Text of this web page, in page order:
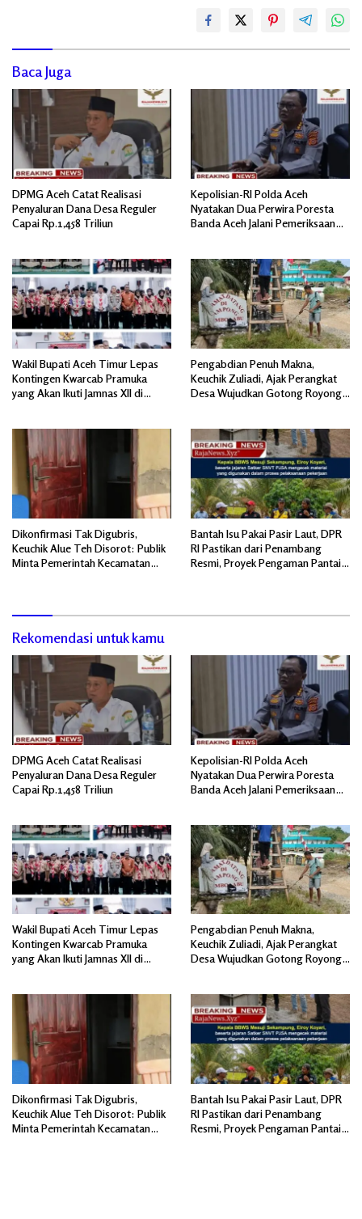
Baca Juga
DPMG Aceh Catat Realisasi
Penyaluran Dana Desa Reguler
Capai Rp.1,458 Triliun
Kepolisian-RI Polda Aceh
Nyatakan Dua Perwira Poresta
Banda Aceh Jalani Pemeriksaan
Wakil Bupati Aceh Timur Lepas
Kontingen Kwarcab Pramuka
yang Akan Ikuti Jamnas XII di
Pengabdian Penuh Makna,
Keuchik Zuliadi, Ajak Perangkat
Desa Wujudkan Gotong Royong,
Dikonfirmasi Tak Digubris,
Keuchik Alue Teh Disorot: Publik
Minta Pemerintah Kecamatan
Bantah Isu Pakai Pasir Laut, DPR
RI Pastikan dari Penambang
Resmi, Proyek Pengaman Pantai
Rekomendasi untuk kamu
DPMG Aceh Catat Realisasi
Penyaluran Dana Desa Reguler
Capai Rp.1,458 Triliun
Kepolisian-RI Polda Aceh
Nyatakan Dua Perwira Poresta
Banda Aceh Jalani Pemeriksaan
Wakil Bupati Aceh Timur Lepas
Kontingen Kwarcab Pramuka
yang Akan Ikuti Jamnas XII di
Pengabdian Penuh Makna,
Keuchik Zuliadi, Ajak Perangkat
Desa Wujudkan Gotong Royong,
Dikonfirmasi Tak Digubris,
Keuchik Alue Teh Disorot: Publik
Minta Pemerintah Kecamatan
Bantah Isu Pakai Pasir Laut, DPR
RI Pastikan dari Penambang
Resmi, Proyek Pengaman Pantai